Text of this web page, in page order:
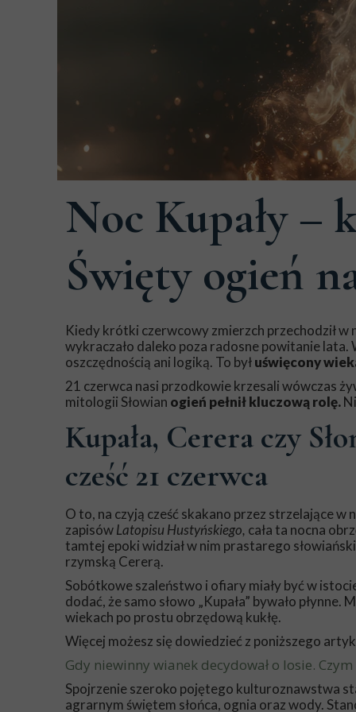
20 czerwca 2026
Noc Kupały –
Święty ogień
Kiedy krótki czerwcowy zmierzch przechodził w
wykraczało daleko poza radosne powitanie
oszczędnością ani logiką. To byłuświęcony
21 czerwca nasi przodkowie krzesali wówczas
mitologii Słowian ogień pełnił kluczową rolę.
Kupała, Cerera czy
cześć 21 czerwca
O to, na czyją cześć skakano przez strzelające w
zapisówLatopisu Hustyńskiego, cała ta nocna
tamtej epoki widział w nim prastarego
rzymską Cererą.
Sobótkowe szaleństwo i ofiary miały być w
dodać, że samo słowo „Kupała” bywało płynne.
wiekach po prostu obrzędową kukłę.
Więcej możesz się dowiedzieć z poniższego
Gdy niewinny wianek decydował o losie. Czym
Spojrzenie szeroko pojętego kulturoznawstwa
agrarnym świętem słońca, ognia oraz wody.